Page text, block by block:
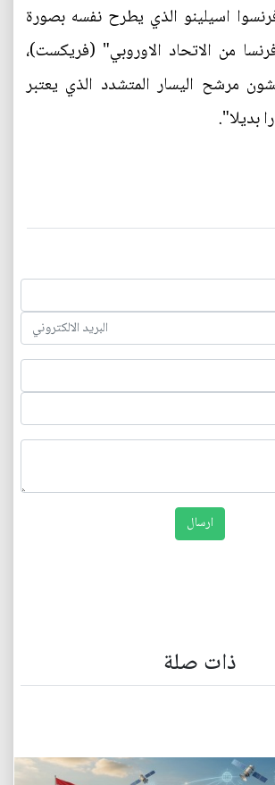
اسيلينو الذي يطرح نفسه بصورة
من الاتحاد الاوروبي" (فريكست)،
مرشح اليسار المتشدد الذي يعتبر
بديلا".
ذات صلة